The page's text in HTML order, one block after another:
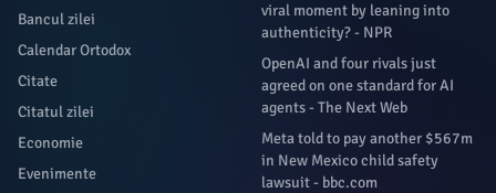
Bancul zilei
Calendar Ortodox
Citate
Citatul zilei
Economie
Evenimente
viral moment by leaning into
authenticity? - NPR
OpenAI and four rivals just
agreed on one standard for AI
agents - The Next Web
Meta told to pay another $567m
in New Mexico child safety
lawsuit - bbc.com